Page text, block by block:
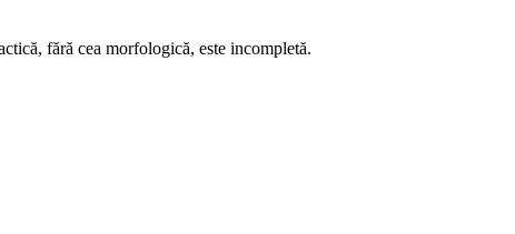
fără cea morfologică, este incompletă.